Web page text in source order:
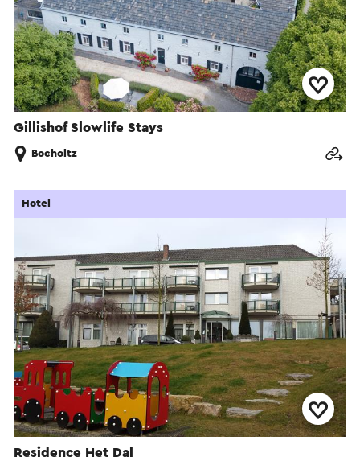
Gillishof Slowlife Stays
Bocholtz
Residence Het Dal
Hotel